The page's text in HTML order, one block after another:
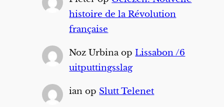
histoire de la Révolution
française
Noz UrbinaopLissabon /6
uitputtingsslag
ian op Slutt Telenet